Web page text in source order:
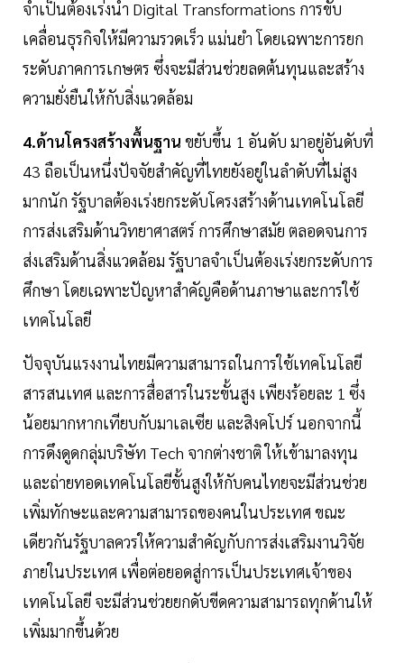
จำเป็นต้องเร่งนำ Digital Transformations การขับ
เคลื่อนธุรกิจให้มีความรวดเร็ว แม่นยำ โดยเฉพาะการยก
ระดับภาคการเกษตร ซึ่งจะมีส่วนช่วยลดต้นทุนและสร้าง
ความยั่งยืนให้กับสิ่งแวดล้อม
4.ด้านโครงสร้างพื้นฐาน ขยับขึ้น 1 อันดับ มาอยู่อันดับที่
43 ถือเป็นหนึ่งปัจจัยสำคัญที่ไทยยังอยู่ในลำดับที่ไม่สูง
มากนัก รัฐบาลต้องเร่งยกระดับโครงสร้างด้านเทคโนโลยี
การส่งเสริมด้านวิทยาศาสตร์ การศึกษาสมัย ตลอดจนการ
ส่งเสริมด้านสิ่งแวดล้อม รัฐบาลจำเป็นต้องเร่งยกระดับการ
ศึกษา โดยเฉพาะปัญหาสำคัญคือด้านภาษาและการใช้
เทคโนโลยี
ปัจจุบันแรงงานไทยมีความสามารถในการใช้เทคโนโลยี
สารสนเทศ และการสื่อสารในระขั้นสูง เพียงร้อยละ 1 ซึ่ง
น้อยมากหากเทียบกับมาเลเซีย และสิงคโปร์ นอกจากนี้
การดึงดูดกลุ่มบริษัท Tech จากต่างชาติ ให้เข้ามาลงทุน
และถ่ายทอดเทคโนโลยีขั้นสูงให้กับคนไทยจะมีส่วนช่วย
เพิ่มทักษะและความสามารถของคนในประเทศ ขณะ
เดียวกันรัฐบาลควรให้ความสำคัญกับการส่งเสริมงานวิจัย
ภายในประเทศ เพื่อต่อยอดสู่การเป็นประเทศเจ้าของ
เทคโนโลยี จะมีส่วนช่วยยกดับขีดความสามารถทุกด้านให้
เพิ่มมากขึ้นด้วย